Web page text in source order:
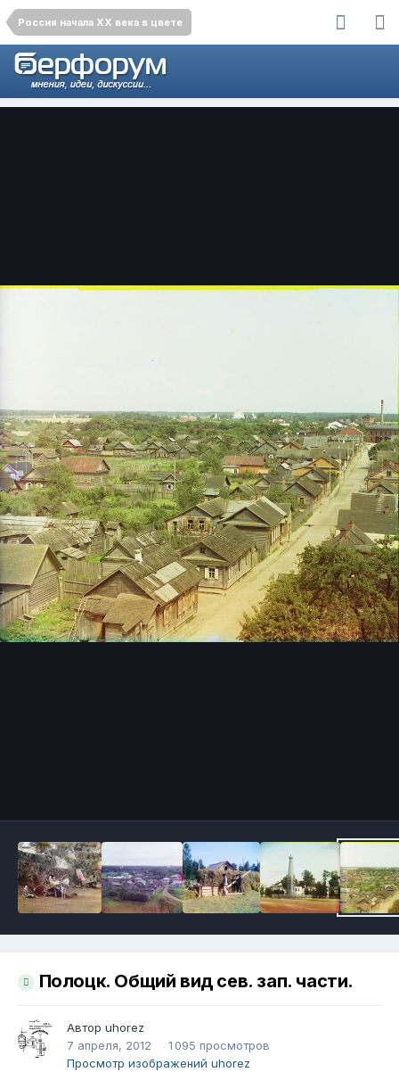
Россия начала ХХ века в цвете
Полоцк. Общий вид сев. зап. части.
Автор uhorez
7 апреля, 2012
1 095 просмотров
Просмотр изображений uhorez